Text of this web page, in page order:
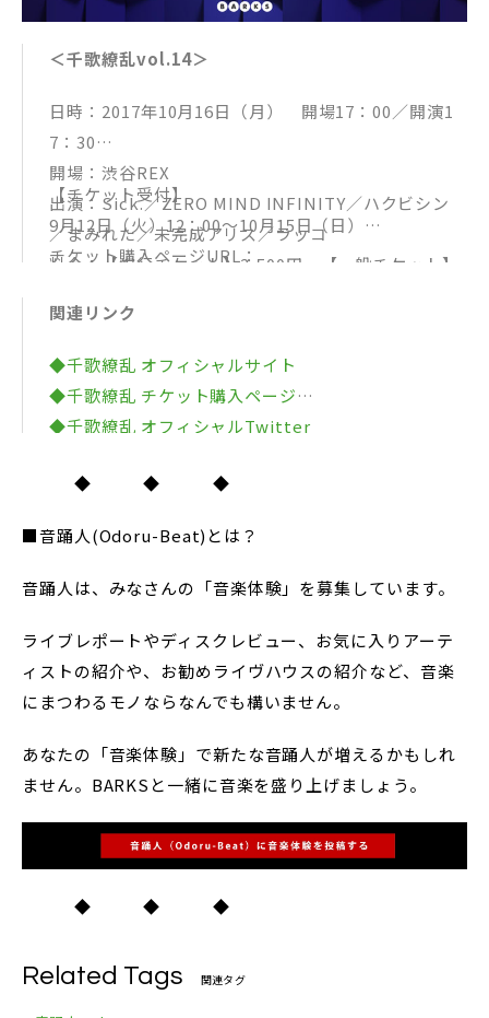
＜千歌繚乱vol.14＞
日時：2017年10月16日（月） 開場17：00／開演1
7：30
開場：渋谷REX
出演：Sick.／ZERO MIND INFINITY／ハクビシン
／まみれた／未完成アリス／ラッコ
料金：【先行チケット】3,500円 【一般チケット】
【チケット受付】
9月12日（火）12：00～10月15日（日）
チケット購入ページURL：
http://sort.eplus.jp/sys/T1U14P0010843P006001
関連リンク
◆千歌繚乱 オフィシャルサイト
◆千歌繚乱 チケット購入ページ
◆千歌繚乱 オフィシャルTwitter
◆ ◆ ◆
■音踊人(Odoru-Beat)とは？
音踊人は、みなさんの「音楽体験」を募集しています。
ライブレポートやディスクレビュー、お気に入りアーテ
ィストの紹介や、お勧めライヴハウスの紹介など、音楽
にまつわるモノならなんでも構いません。
あなたの「音楽体験」で新たな音踊人が増えるかもしれ
ません。BARKSと一緒に音楽を盛り上げましょう。
◆ ◆ ◆
Related Tags 関連タグ